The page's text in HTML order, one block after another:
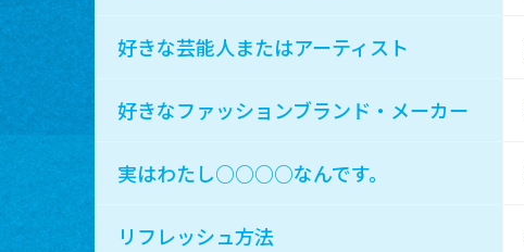
好きな芸能人またはアーティスト
好きなファッションブランド・メーカー
実はわたし○○○○なんです。
リフレッシュ方法